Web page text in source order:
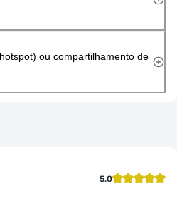
ou compartilhamento de
5.0